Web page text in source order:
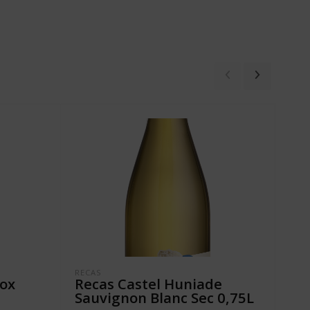
RECAS
Recas Castel Huniade
Sauvignon Blanc Sec 0,75L